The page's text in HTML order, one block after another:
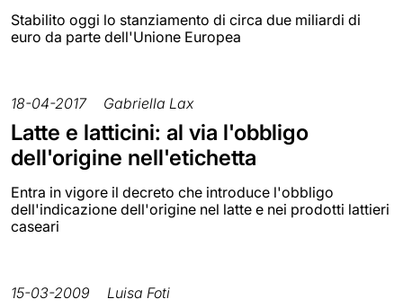
Stabilito oggi lo stanziamento di circa due miliardi di
euro da parte dell'Unione Europea
18-04-2017 Gabriella Lax
Latte e latticini: al via l'obbligo
dell'origine nell'etichetta
Entra in vigore il decreto che introduce l'obbligo
dell'indicazione dell'origine nel latte e nei prodotti lattieri
caseari
15-03-2009 Luisa Foti